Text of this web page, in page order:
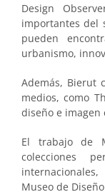
Design
importantes del
pueden
urbanismo,
Además, Bierut
medios, como
diseño e imagen
El trabajo de
colecciones
Museo de